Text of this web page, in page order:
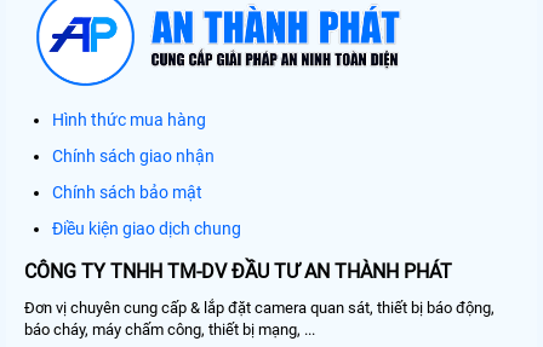
Hình thức mua hàng
Chính sách giao nhận
Chính sách bảo mật
Điều kiện giao dịch chung
CÔNG TY TNHH TM-DV ĐẦU TƯ AN THÀNH PHÁT
Đơn vị chuyên cung cấp & lắp đặt camera quan sát, thiết bị báo động,
báo cháy, máy chấm công, thiết bị mạng, ...